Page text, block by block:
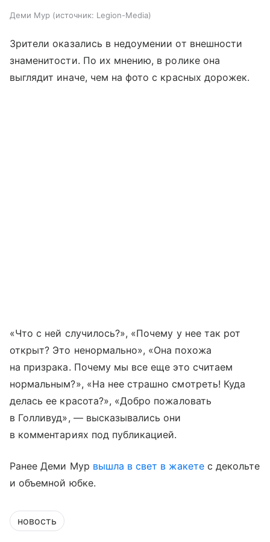
Деми Мур источник: Legion-Media
Зрители оказались в недоумении от внешности
знаменитости. По их мнению, в ролике она
выглядит иначе, чем на фото с красных дорожек.
«Что с ней случилось?», «Почему у нее так рот
открыт? Это ненормально», «Она похожа
на призрака. Почему мы все еще это считаем
нормальным?», «На нее страшно смотреть! Куда
делась ее красота?», «Добро пожаловать
в Голливуд», — высказывались они
в комментариях под публикацией.
Ранее Деми Мур вышла в свет в жакетес декольте
и объемной юбке.
новость